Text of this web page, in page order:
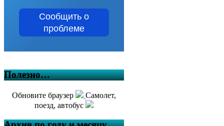
Сообщить о
проблеме
Полезно…
Обновите браузер
Самолет,
поезд, автобус